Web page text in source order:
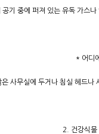
기 중에 퍼져 있는 유독 가스
* 어디
사무실에 두거나 침실 헤드나
2. 건강식물